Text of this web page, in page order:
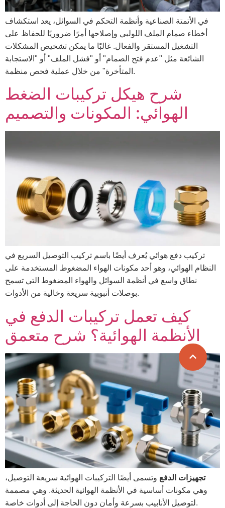
في الأتمتة الصناعية وأنظمة التحكم في السوائل، يعد استكشاف
أخطاء صمام الملف اللولبي وإصلاحها أمرًا ضروريًا للحفاظ على
التشغيل المستقر والفعال. غالبًا ما يمكن تشخيص المشكلات
الشائعة مثل "عدم فتح الصمام" أو "فشل الملف" أو "الاستجابة
المتأخرة" من خلال عملية فحص منظمة.
شرح هيكل تركيبات الضغط
الهوائي: المكونات والتصميم
تركيب دفع هوائي يُعرف أيضًا باسم تركيب التوصيل السريع في
النظام الهوائي، وهو أحد مكونات الهواء المضغوط المستخدمة على
نطاق واسع في أنظمة السوائل والهواء المضغوط التي تسمح
بوصلات أنبوبية سريعة وخالية من الأدوات.
كيف تعمل تركيبات الدفع في
الأنظمة الهوائية؟ شرح متعمق
تجهيزات الدفع وتسمى أيضًا التركيبات الهوائية سريعة التوصيل،
وهي مكونات أساسية في الأنظمة الهوائية الحديثة. وهي مصممة
لتوصيل الأنابيب بسرعة وأمان دون الحاجة إلى أدوات خاصة.